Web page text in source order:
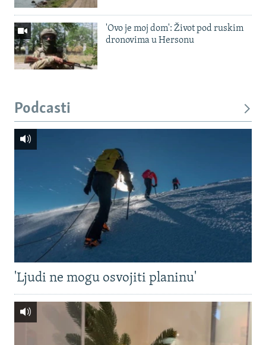
'Ovo je moj dom': Život pod ruskim
dronovima u Hersonu
Podcasti
'Ljudi ne mogu osvojiti planinu'